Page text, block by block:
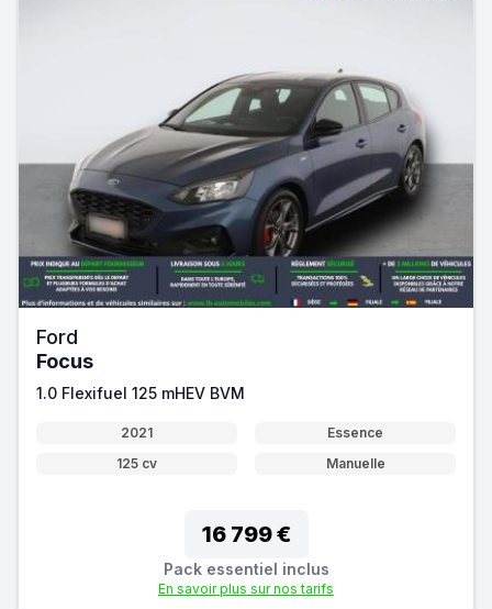
Ford
Focus
1.0 Flexifuel 125 mHEV BVM
2021
Essence
125 cv
Manuelle
16 799 €
Pack essentiel inclus
En savoir plus sur nos tarifs